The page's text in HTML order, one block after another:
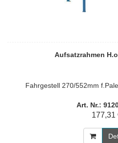
Aufsatzrahmen
Fahrgestell 270/552mm
Art. Nr.:
177,31